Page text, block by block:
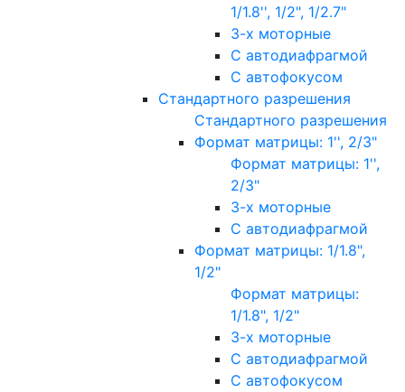
1/1.8'', 1/2", 1/2.7"
3-х моторные
С автодиафрагмой
С автофокусом
Стандартного разрешения
Стандартного разрешения
Формат матрицы: 1'', 2/3"
Формат матрицы: 1'',
2/3"
3-х моторные
С автодиафрагмой
Формат матрицы: 1/1.8",
1/2"
Формат матрицы:
1/1.8", 1/2"
3-х моторные
С автодиафрагмой
С автофокусом